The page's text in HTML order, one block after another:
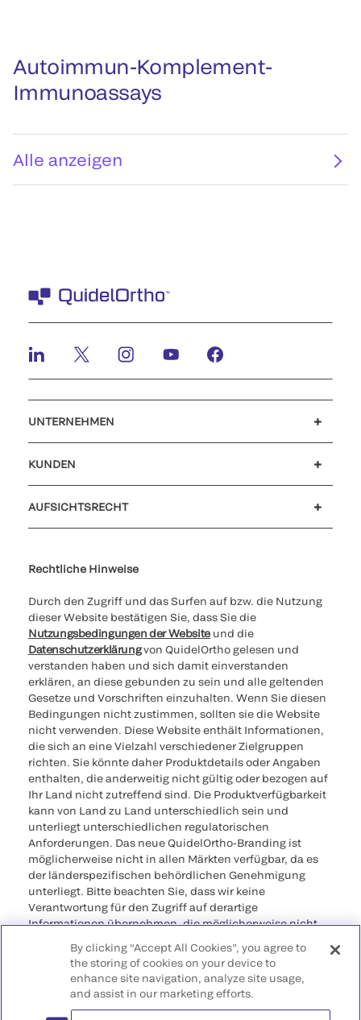
Autoimmun-Komplement-
Immunoassays
Alle anzeigen
UNTERNEHMEN
KUNDEN
AUFSICHTSRECHT
Rechtliche Hinweise
Durch den Zugriff und das Surfen auf bzw. die Nutzung
dieser Website bestätigen Sie, dass Sie die
Nutzungsbedingungen der Websiteund die
Datenschutzerklärungvon QuidelOrtho gelesen und
verstanden haben und sich damit einverstanden
erklären, an diese gebunden zu sein und alle geltenden
Gesetze und Vorschriften einzuhalten. Wenn Sie diesen
Bedingungen nicht zustimmen, sollten sie die Website
nicht verwenden. Diese Website enthält Informationen,
die sich an eine Vielzahl verschiedener Zielgruppen
richten. Sie könnte daher Produktdetails oder Angaben
enthalten, die anderweitig nicht gültig oder bezogen auf
Ihr Land nicht zutreffend sind. Die Produktverfügbarkeit
kann von Land zu Land unterschiedlich sein und
unterliegt unterschiedlichen regulatorischen
Anforderungen. Das neue QuidelOrtho-Branding ist
möglicherweise nicht in allen Märkten verfügbar, da es
der länderspezifischen behördlichen Genehmigung
unterliegt. Bitte beachten Sie, dass wir keine
Verantwortung für den Zugriff auf derartige
Informationen übernehmen, die möglicherweise nicht
oder der Verwendung im Ursprungsland entsprechen.
©2026 QuidelOrtho Corporation. Alle Rechte
By clicking “Accept All Cookies”, you agree to
the storing of cookies on your device to
enhance site navigation, analyze site usage,
and assist in our marketing efforts.